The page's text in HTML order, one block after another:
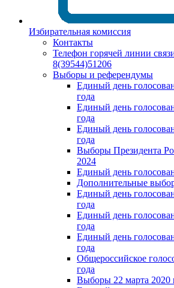
Избирательная комиссия
Контакты
Телефон горячей линии
8(39544)51206
Выборы и референдумы
Единый день
года
Единый день
года
Единый день
года
Выборы Президента
2024
Единый день
Дополнительные
Единый день
года
Единый день
года
Единый день
года
Общероссийское
года
Выборы 22 марта 2020